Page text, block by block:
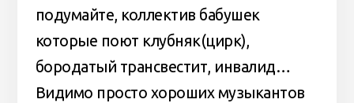
подумайте, коллектив бабушек
которые поют клубняк(цирк),
бородатый трансвестит, инвалид…
Видимо просто хороших музыкантов